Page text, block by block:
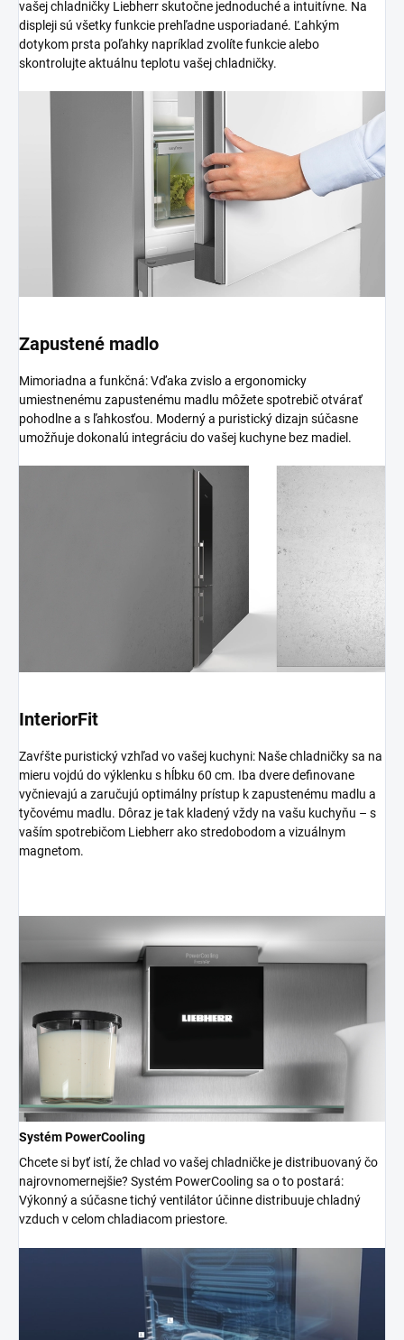
vašej chladničky Liebherr skutočne jednoduché a intuitívne. Na
displeji sú všetky funkcie prehľadne usporiadané. Ľahkým
dotykom prsta poľahky napríklad zvolíte funkcie alebo
skontrolujte aktuálnu teplotu vašej chladničky.
Zapustené madlo
Mimoriadna a funkčná: Vďaka zvislo a ergonomicky
umiestnenému zapustenému madlu môžete spotrebič otvárať
pohodlne a s ľahkosťou. Moderný a puristický dizajn súčasne
umožňuje dokonalú integráciu do vašej kuchyne bez madiel.
InteriorFit
Zavŕšte puristický vzhľad vo vašej kuchyni: Naše chladničky sa na
mieru vojdú do výklenku s hĺbku 60 cm. Iba dvere definovane
vyčnievajú a zaručujú optimálny prístup k zapustenému madlu a
tyčovému madlu. Dôraz je tak kladený vždy na vašu kuchyňu – s
vaším spotrebičom Liebherr ako stredobodom a vizuálnym
magnetom.
Systém PowerCooling
Chcete si byť istí, že chlad vo vašej chladničke je distribuovaný čo
najrovnomernejšie? Systém PowerCooling sa o to postará:
Výkonný a súčasne tichý ventilátor účinne distribuuje chladný
vzduch v celom chladiacom priestore.